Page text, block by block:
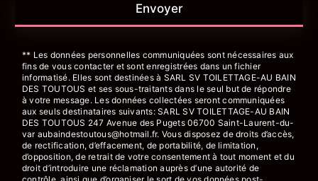
Envoyer
** Les données personnelles communiquées sont nécessaires aux
fins de vous contacter et sont enregistrées dans un fichier
informatisé. Elles sont destinées à SARL SV TOILETTAGE-AU BAIN
DES TOUTOUS et ses sous-traitants dans le seul but de répondre
à votre message. Les données collectées seront communiquées
aux seuls destinataires suivants: SARL SV TOILETTAGE-AU BAIN
DES TOUTOUS 247 Avenue des Pugets 06700 Saint-Laurent-du-
var aubaindestoutous@hotmail.fr. Vous disposez de droits d’accès,
de rectification, d’effacement, de portabilité, de limitation,
d’opposition, de retrait de votre consentement à tout moment et du
droit d’introduire une réclamation auprès d’une autorité de